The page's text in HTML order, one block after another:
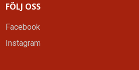
FÖLJ OSS
Facebook
Instagram